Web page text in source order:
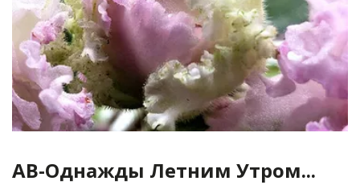
НЕОБЫЧНАЯ
БИЖУТЕРИЯ
АВ-Однажды Летним Утром...